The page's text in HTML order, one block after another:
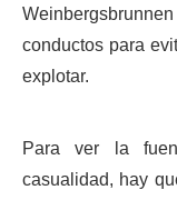
conductos para
explotar.
Para ver la
casualidad, hay